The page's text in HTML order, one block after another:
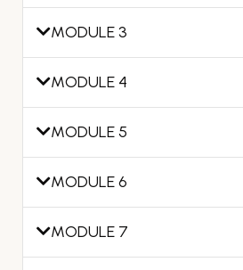
MODULE 3
MODULE 4
MODULE 5
MODULE 6
MODULE 7